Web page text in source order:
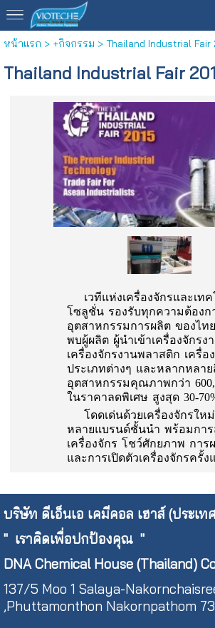
หน้าแรก > +กิจกรรม > Thailand Industrial Fair
Thailand Industrial Fair
เวทีแห่งเครื่องจักรและเท
โซลูชั่น รองรับทุกความต้องก
อุตสาหกรรมการผลิต ของไท
พบผู้ผลิต ผู้นำเข้าเครื่องจักรง
เครื่องจักรงานพลาสติก เครื่อ
ประเภทต่างๆ และหลากหลา
อุตสาหกรรมคุณภาพกว่า
ในราคาลดพิเศษ สูงสุด 30-
โดดเด่นด้วยเครื่องจักรให
หลายแบรนด์ชั้นนำ พร้อมกา
เครื่องจักร โชว์ศักยภาพ การ
และการเปิดตัวเครื่องจักรครั้ง
บริษัท ดีเอ็นเอ เคมีคอล เฮาส์ (ประเท
" เราคิดเพื่อปกป้องคุณ "
DNA Chemical House (Thailand)
137/5 Moo 1 Salaya-
,Phuttamonthon Nakornpathom